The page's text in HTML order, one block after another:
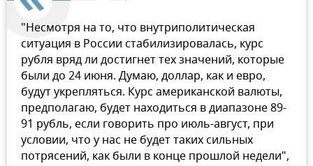
"Несмотря на то, что внутриполитическая
ситуация в России стабилизировалась, курс
рубля вряд ли достигнет тех значений, которые
были до 24 июня. Думаю, доллар, как и евро,
будут укрепляться. Курс американской валюты,
предполагаю, будет находиться в диапазоне 89-
91 рубль, если говорить про июль-август, при
условии, что у нас не будет таких сильных
потрясений, как были в конце прошлой недели",